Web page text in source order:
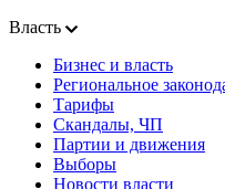
Власть
Бизнес и власть
Региональное
Тарифы
Скандалы, ЧП
Партии и движения
Выборы
Новости власти